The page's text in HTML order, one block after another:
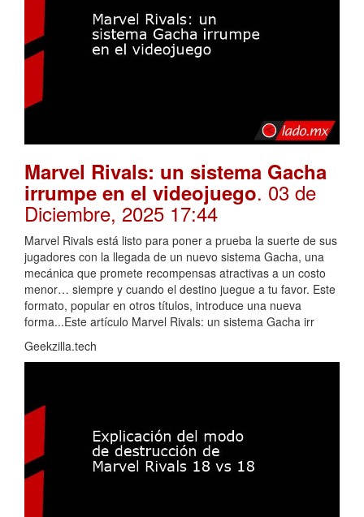
Marvel Rivals: un sistema Gacha
irrumpe en el videojuego. 03 de
Diciembre, 2025 17:44
Marvel Rivals está listo para poner a prueba la suerte de sus
jugadores con la llegada de un nuevo sistema Gacha, una
mecánica que promete recompensas atractivas a un costo
menor… siempre y cuando el destino juegue a tu favor. Este
formato, popular en otros títulos, introduce una nueva
forma...Este artículo Marvel Rivals: un sistema Gacha irr
Geekzilla.tech